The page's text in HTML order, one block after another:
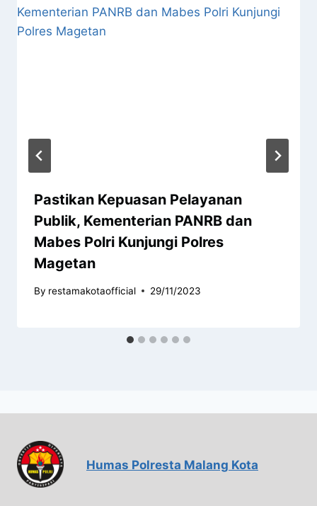
Pastikan Kepuasan Pelayanan
Publik, Kementerian PANRB dan
Mabes Polri Kunjungi Polres
Magetan
By restamakotaofficial 29/11/2023
Humas Polresta Malang Kota